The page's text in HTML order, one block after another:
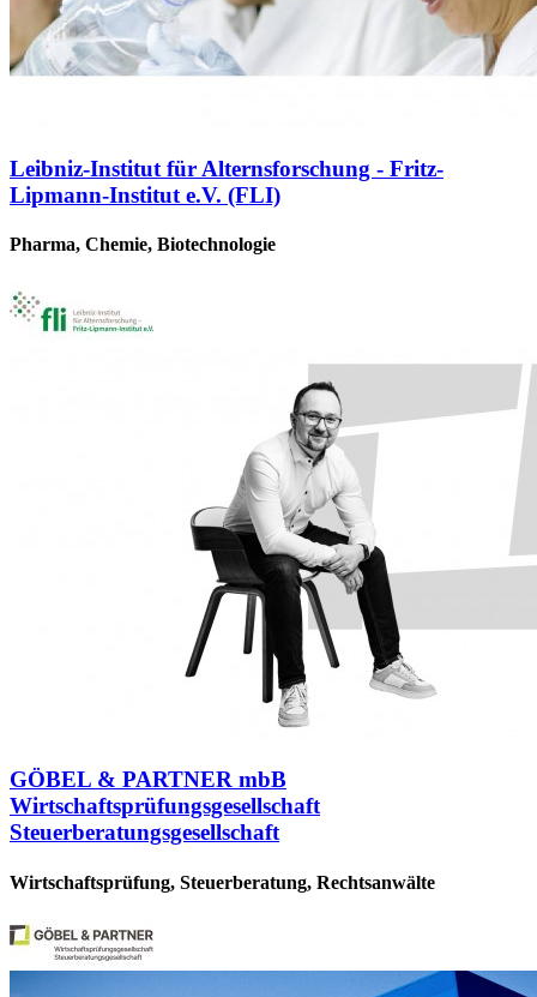
Leibniz-Institut für Alternsforschung - Fritz-
Lipmann-Institut e.V. (FLI)
Pharma, Chemie, Biotechnologie
GÖBEL & PARTNER mbB
Wirtschaftsprüfungsgesellschaft
Steuerberatungsgesellschaft
Wirtschaftsprüfung, Steuerberatung, Rechtsanwälte